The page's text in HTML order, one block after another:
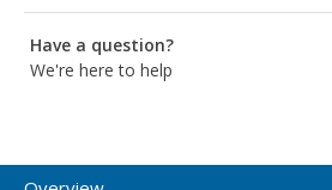
Have a question?
We're here to help